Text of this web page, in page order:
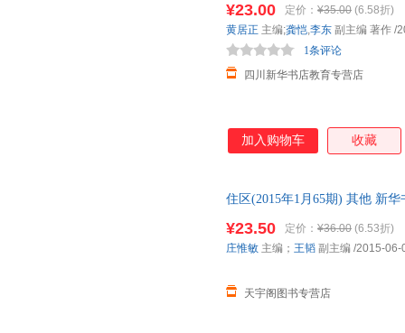
¥23.00 定价： ¥35.00 (6.58折)
四川新华书店教育专营店
1条评论
黄居正 主编;龚恺,李东 副主编 著作 /
加入购物车 收藏
住区(2015年1月65期) 其他 新
¥23.50 定价： ¥36.00 (6.53折)
天宇阁图书专营店
庄惟敏 主编； 王韬 副主编 /2015-06-